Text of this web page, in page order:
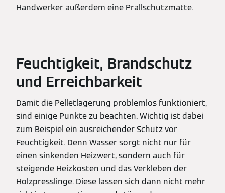
Handwerker außerdem eine Prallschutzmatte.
Feuchtigkeit, Brandschutz
und Erreichbarkeit
Damit die Pelletlagerung problemlos funktioniert,
sind einige Punkte zu beachten. Wichtig ist dabei
zum Beispiel ein ausreichender Schutz vor
Feuchtigkeit. Denn Wasser sorgt nicht nur für
einen sinkenden Heizwert, sondern auch für
steigende Heizkosten und das Verkleben der
Holzpresslinge. Diese lassen sich dann nicht mehr